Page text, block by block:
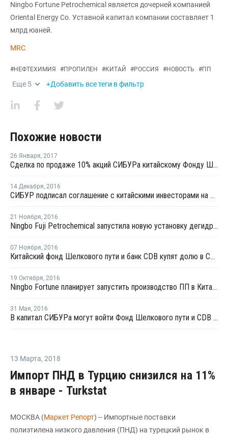
Ningbo Fortune Petrochemical является дочерней компанией
Oriental Energy Co. Уставной капитал компании составляет 1
млрд юаней.
MRC
#НЕФТЕХИМИЯ #ПРОПИЛЕН #КИТАЙ #РОССИЯ #НОВОСТЬ #ПП
Еще 5 +Добавить все теги в фильтр
Похожие новости
26 Января, 2017
Сделка по продаже 10% акций СИБУРа китайскому Фонду Шелкового пути закрыта
14 Декабря, 2016
СИБУР подписал соглашение с китайскими инвесторами на покупку 10%-ов его акций
21 Ноября, 2016
Ningbo Fuji Petrochemical запустила новую установку дегидрирования пропана в Нинбо
07 Ноября, 2016
Китайский фонд Шелкового пути и банк CDB купят долю в СИБУРе
19 Октября, 2016
Ningbo Fortune планирует запустить производство ПП в Китае в конце октября
31 Мая, 2016
В капитал СИБУРа могут войти Фонд Шелкового пути и CDB Capital
13 Марта, 2018
Импорт ПНД в Турцию снизился на 11%
в январе - Turkstat
МОСКВА (Маркет Репорт) -- Импортные поставки
полиэтилена низкого давления (ПНД) на турецкий рынок в